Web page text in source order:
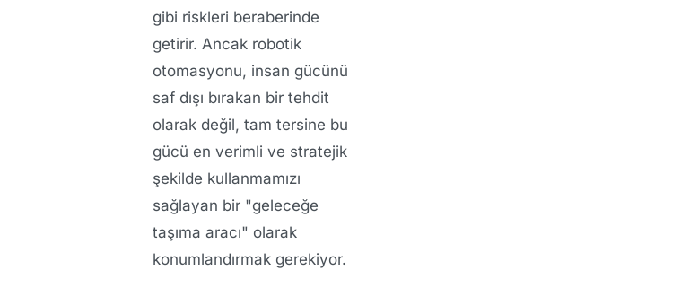
gibi riskleri beraberinde
getirir. Ancak robotik
otomasyonu, insan gücünü
saf dışı bırakan bir tehdit
olarak değil, tam tersine bu
gücü en verimli ve stratejik
şekilde kullanmamızı
sağlayan bir "geleceğe
taşıma aracı" olarak
konumlandırmak gerekiyor.